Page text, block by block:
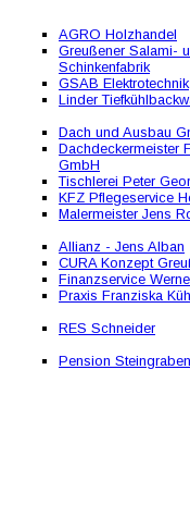
AGRO Holzhandel
Greußener Salami-
Schinkenfabrik
GSAB Elektrotechnik
Linder
Dach und Ausbau
Dachdeckermeister
GmbH
Tischlerei Peter
KFZ Pflegeservice
Malermeister Jens
Allianz - Jens Alban
CURA Konzept
Finanzservice
Praxis Franziska
RES Schneider
Pension Steingraben